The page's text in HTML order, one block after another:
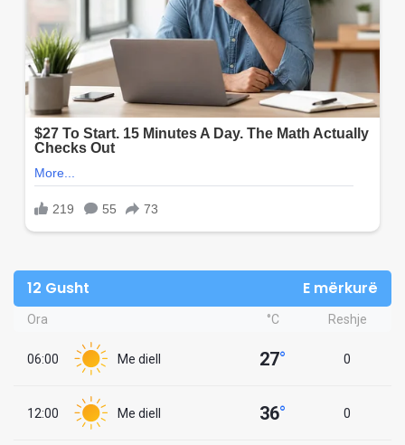
12 Gusht E mërkurë
Ora °C Reshje
06:00 Me diell 27° 0
12:00 Me diell 36° 0